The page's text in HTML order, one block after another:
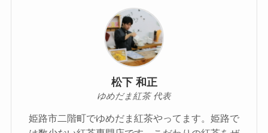
松下 和正
ゆめだま紅茶 代表
姫路市二階町でゆめだま紅茶やってます。姫路で